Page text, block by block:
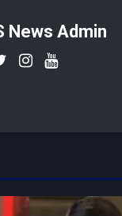
News Admin